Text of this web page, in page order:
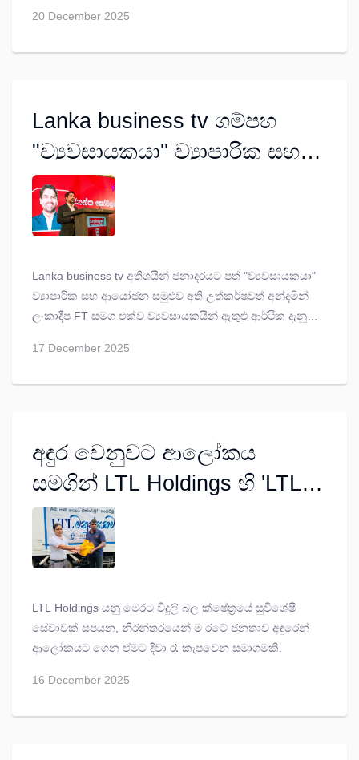
20 December 2025
Lanka business tv ගම්පහ
"ව්‍යවසායකයා'' ව්‍යාපාරික සහ
ආයෝජන සමුළුව
Lanka business tv අතිශයින් ජනාදරයට පත් "ව්‍යවසායකයා"
ව්‍යාපාරික සහ ආයෝජන සමුළුව අති උත්කර්ෂවත් අන්දමින්
ලංකාදීප FT සමග එක්ව ව්‍යවසායකයින් ඇතුළු ආර්ථික දැනුම
සහභාගීත්වයෙන් කලගෙඩිහේනේ The Glassgow
17 December 2025
අඳුර වෙනුවට ආලෝකය
සමගින් LTL Holdings හි 'LTL
මනුස්සකම' වැඩසටහන
අඛණ්ඩව ක්‍රියාත්මකයි
LTL Holdings යනු මෙරට විදුලි බල ක්ෂේත්‍රයේ සුවිශේෂී
සේවාවක් සපයන, නිරන්තරයෙන් ම රටේ ජනතාව අඳුරෙන්
ආලෝකයට ගෙන ඒමට දිවා රෑ කැපවෙන සමාගමකි.
16 December 2025